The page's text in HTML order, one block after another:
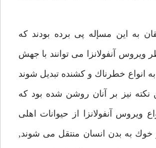
به اين مسإله پى برده بودند كه
ويروس آنفولانزا مى توانند با جهش
انواع خطرناك و كشنده تبديل شوند
نكته نيز بر آنان روشن شده بود كه
ويروس آنفولانزا از حيوانات اهلى
خوك به بدن انسان منتقل مى شوند,